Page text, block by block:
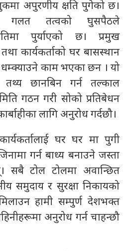
अपुरणीय क्षति पुगेको छ।
गलत तत्वको घुसपैठले
पुर्याएको छ। प्रमुख
कार्यकर्ताको घर बासस्थान
काम भएका छन । यो
छानबिन गर्न तल्काल
गठन गरी सोको प्रतिबेधन
लागि अनुरोध गर्दछौ।
घर घर मा पुगी
गर्न बाध्य बनाउने जस्ता
सबै टोल टोलमा अवान्छित
समुदाय र सुरक्षा निकायको
हामी सम्पुर्ण देशभक्त
अनुरोध गर्न चाहन्छौ